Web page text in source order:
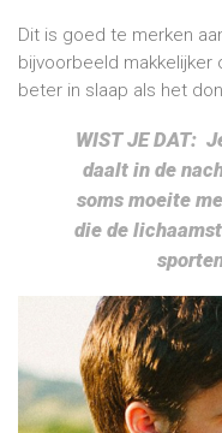
Dit is goed te merken
bijvoorbeeld makkelijker
beter in slaap als het
WIST JE DAT:
daalt in de
soms moeite
die de